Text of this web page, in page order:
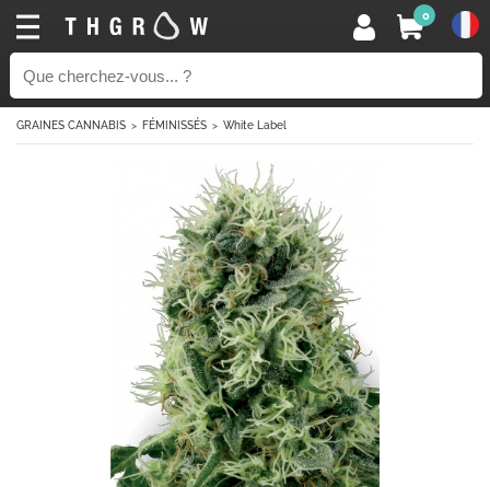
0
GRAINES CANNABIS FÉMINISSÉS White Label